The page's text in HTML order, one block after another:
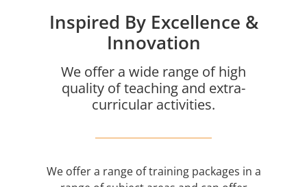
Inspired By Excellence &
Innovation
We offer a wide range of high
quality of teaching and extra-
curricular activities.
We offer a range of training packages in a